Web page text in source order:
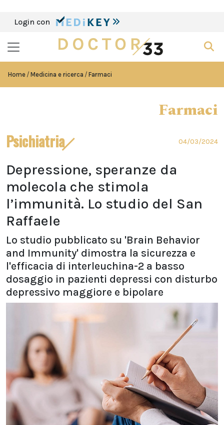
Login con
Home Medicina e ricerca Farmaci
Farmaci
Psichiatria 04/03/2024
Depressione, speranze da
molecola che stimola
l’immunità. Lo studio del San
Raffaele
Lo studio pubblicato su 'Brain Behavior
and Immunity' dimostra la sicurezza e
l'efficacia di interleuchina-2 a basso
dosaggio in pazienti depressi con disturbo
depressivo maggiore e bipolare